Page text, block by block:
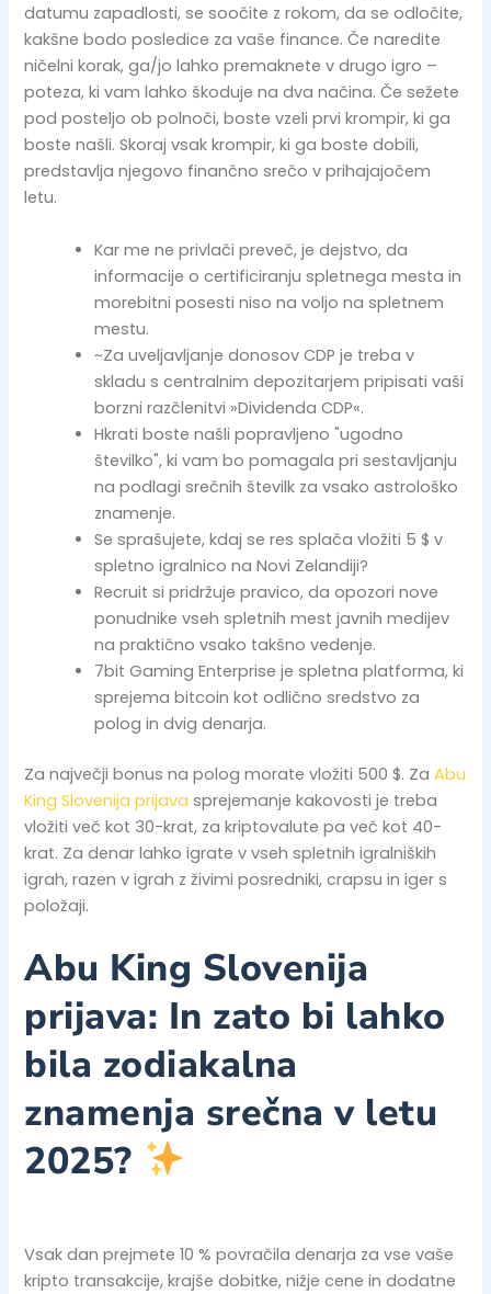
datumu zapadlosti, se soočite z rokom, da se odločite,
kakšne bodo posledice za vaše finance. Če naredite
ničelni korak, ga/jo lahko premaknete v drugo igro –
poteza, ki vam lahko škoduje na dva načina. Če sežete
pod posteljo ob polnoči, boste vzeli prvi krompir, ki ga
boste našli.Skoraj vsak krompir, ki ga boste dobili,
predstavlja njegovo finančno srečo v prihajajočem
letu.
Kar me ne privlači preveč, je dejstvo, da
informacije o certificiranju spletnega mesta in
morebitni posesti niso na voljo na spletnem
mestu.
~Za uveljavljanje donosov CDP je treba v
skladu s centralnim depozitarjem pripisati vaši
borzni razčlenitvi »Dividenda CDP«.
Hkrati boste našli popravljeno "ugodno
številko", ki vam bo pomagala pri sestavljanju
na podlagi srečnih številk za vsako astrološko
znamenje.
Se sprašujete, kdaj se res splača vložiti 5 $ v
spletno igralnico na Novi Zelandiji?
Recruit si pridržuje pravico, da opozori nove
ponudnike vseh spletnih mest javnih medijev
na praktično vsako takšno vedenje.
7bit Gaming Enterprise je spletna platforma, ki
sprejema bitcoin kot odlično sredstvo za
polog in dvig denarja.
Za največji bonus na polog morate vložiti 500 $. ZaAbu
King Slovenija prijava sprejemanje kakovosti je treba
vložiti več kot 30-krat, za kriptovalute pa več kot 40-
krat. Za denar lahko igrate v vseh spletnih igralniških
igrah, razen v igrah z živimi posredniki, crapsu in iger s
položaji.
Abu King Slovenija
prijava: In zato bi lahko
bila zodiakalna
znamenja srečna v letu
2025?
Vsak dan prejmete 10 % povračila denarja za vse vaše
kripto transakcije, krajše dobitke, nižje cene in dodatne